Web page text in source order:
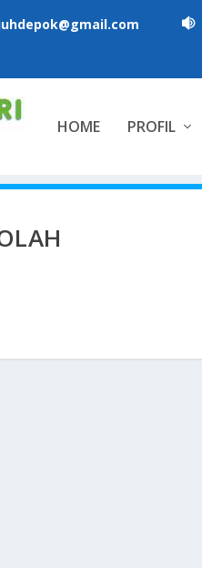

HOME PROFIL